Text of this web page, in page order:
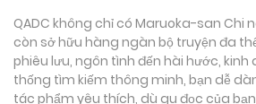
QADC không chỉ có Maruoka-san Chi
còn sở hữu hàng ngàn bộ truyện đa
phiêu lưu, ngôn tình đến hài hước, kinh
thống tìm kiếm thông minh, bạn dễ
tác phẩm yêu thích, dù gu đọc của